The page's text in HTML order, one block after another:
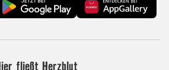
fließt Herzblut